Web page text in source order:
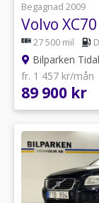
Begagnad 2009
27 500 mil
Bilparken
fr. 1 457 kr/mån
89 900 kr